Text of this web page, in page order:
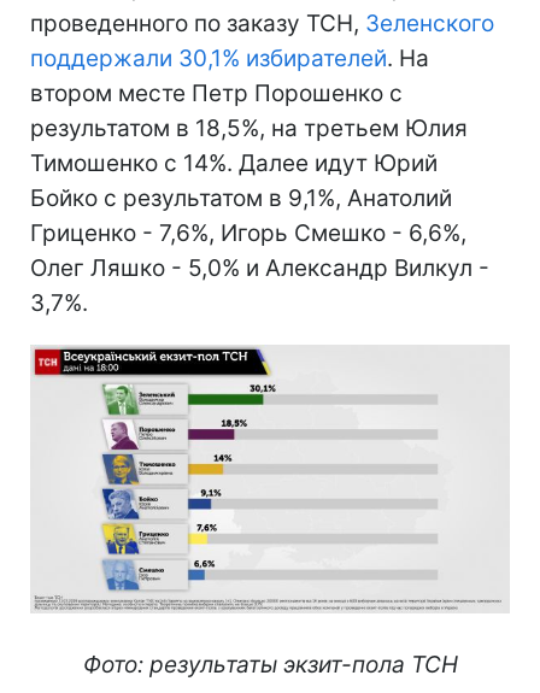
проведенного по заказу ТСН, Зеленского
поддержали 30,1% избирателей. На
втором месте Петр Порошенко с
результатом в 18,5%, на третьем Юлия
Тимошенко с 14%. Далее идут Юрий
Бойко с результатом в 9,1%, Анатолий
Гриценко - 7,6%, Игорь Смешко - 6,6%,
Олег Ляшко - 5,0% и Александр Вилкул -
3,7%.
Фото: результаты экзит-пола ТСН